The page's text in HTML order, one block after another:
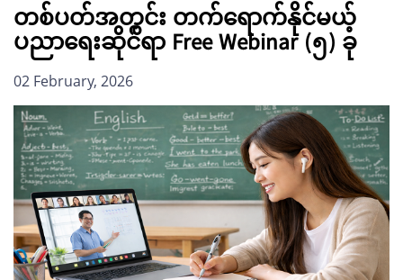
တစ်ပတ်အတွင်း တက်ရောက်နိုင်မယ့်
ပညာရေးဆိုင်ရာ Free Webinar (၅) ခု
02 February, 2026